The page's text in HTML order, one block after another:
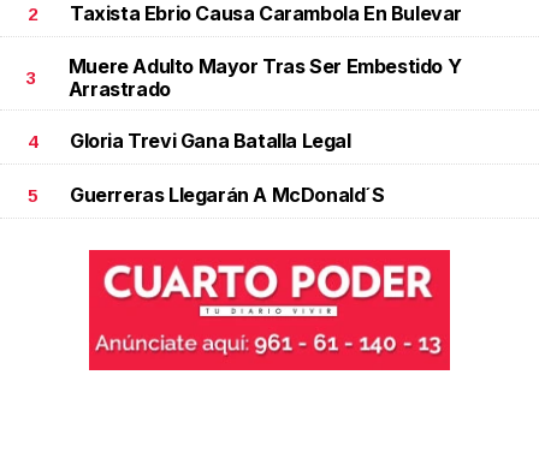
2 Taxista Ebrio Causa Carambola En Bulevar
3
Muere Adulto Mayor Tras Ser Embestido Y
Arrastrado
4 Gloria Trevi Gana Batalla Legal
5 Guerreras Llegarán A McDonald´s